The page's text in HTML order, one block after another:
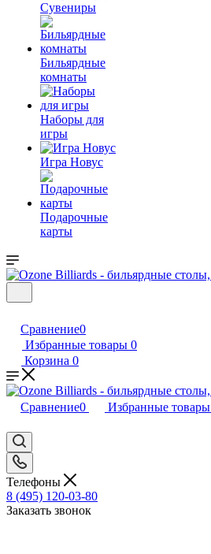
Сувениры
Бильярдные
комнаты
Наборы для
игры
Игра Новус
Подарочные
карты
Сравнение0
Избранные товары 0
Корзина 0
Сравнение0 Избранные товары
Телефоны
8 (495) 120-03-80
Заказать звонок